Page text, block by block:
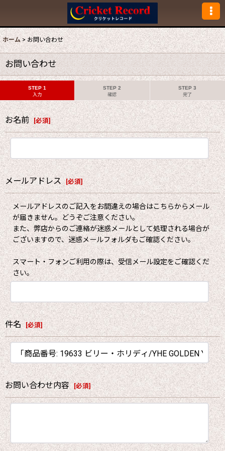
ホーム > お問い合わせ
お問い合わせ
STEP 1
入力
STEP 2
確認
STEP 3
完了
お名前 [必須]
メールアドレス [必須]
メールアドレスのご記入をお間違えの場合はこちらからメール
が届きません。どうぞご注意ください。
また、弊店からのご連絡が迷惑メールとして処理される場合が
ございますので、迷惑メールフォルダもご確認ください。
スマート・フォンご利用の際は、受信メール設定をご確認くだ
さい。
件名 [必須]
お問い合わせ内容 [必須]